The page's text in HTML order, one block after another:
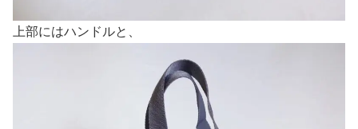
上部にはハンドルと、